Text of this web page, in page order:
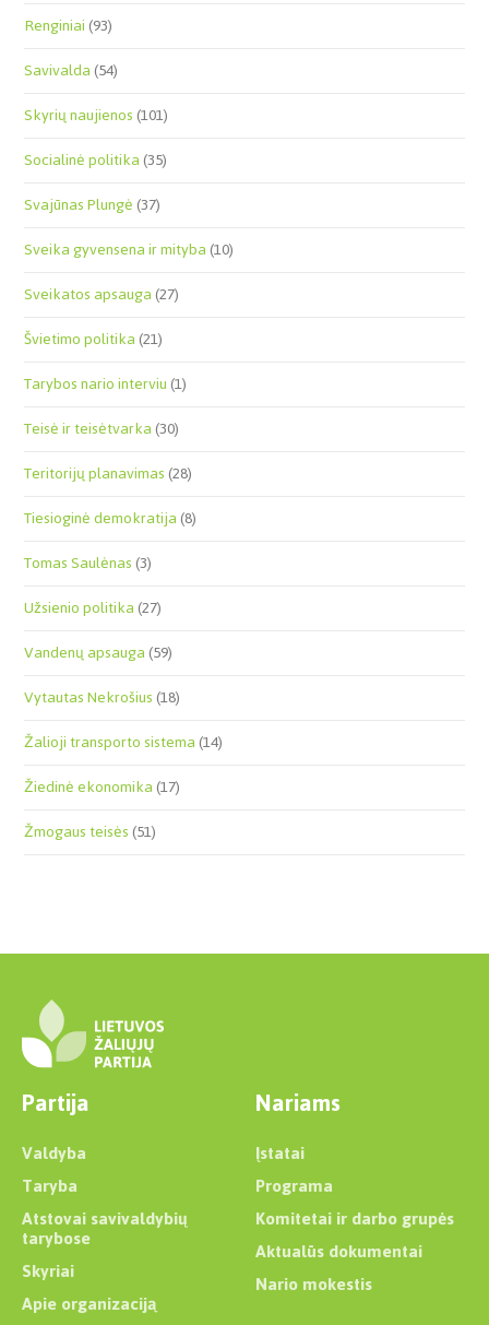
Renginiai(93)
Savivalda(54)
Skyrių naujienos(101)
Socialinė politika(35)
Svajūnas Plungė(37)
Sveika gyvensena ir mityba(10)
Sveikatos apsauga(27)
Švietimo politika(21)
Tarybos nario interviu(1)
Teisė ir teisėtvarka(30)
Teritorijų planavimas(28)
Tiesioginė demokratija(8)
Tomas Saulėnas(3)
Užsienio politika(27)
Vandenų apsauga(59)
Vytautas Nekrošius(18)
Žalioji transporto sistema(14)
Žiedinė ekonomika(17)
Žmogaus teisės(51)
Partija
Valdyba
Taryba
Atstovai savivaldybių
tarybose
Skyriai
Apie organizaciją
Nariams
Įstatai
Programa
Komitetai ir darbo grupės
Aktualūs dokumentai
Nario mokestis